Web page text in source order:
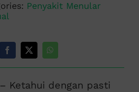
Penyakit Menular
– Ketahui dengan pasti